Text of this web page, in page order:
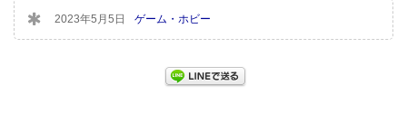
2023年5月5日 ゲーム・ホビー